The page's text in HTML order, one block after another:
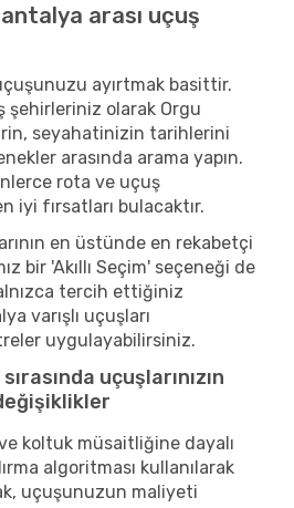
arası uçuş
ayırtmak basittir.
şehirleriniz olarak Orgu
seyahatinizin tarihlerini
arasında arama yapın.
rota ve uçuş
iyi fırsatları bulacaktır.
en üstünde en rekabetçi
bir 'Akıllı Seçim' seçeneği de
tercih ettiğiniz
varışlı uçuşları
uygulayabilirsiniz.
uçuşlarınızın
koltuk müsaitliğine dayalı
algoritması kullanılarak
uçuşunuzun maliyeti